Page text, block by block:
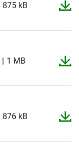
875 kB
1 MB
876 kB